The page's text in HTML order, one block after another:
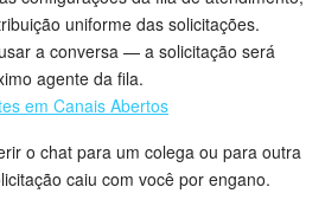
inventáriouniforme das solicitações.
a conversa — a solicitação será
agente da fila.
em Canais Abertos
o chat para um colega ou para outra
caiu com você por engano.